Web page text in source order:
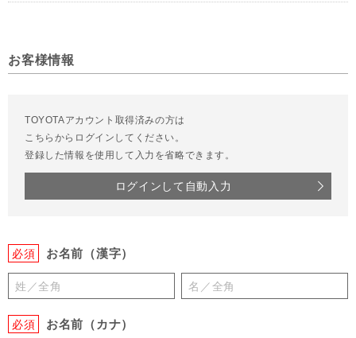
お客様情報
TOYOTAアカウント取得済みの方は
こちらからログインしてください。
登録した情報を使用して入力を省略できます。
ログインして自動入力
必須 お名前（漢字）
必須 お名前（カナ）